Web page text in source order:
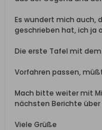
Es wundert mich auch,
geschrieben hat, ich ja
Die erste Tafel mit
Vorfahren passen,
Mach bitte weiter mit
nächsten Berichte über
Viele Grüße